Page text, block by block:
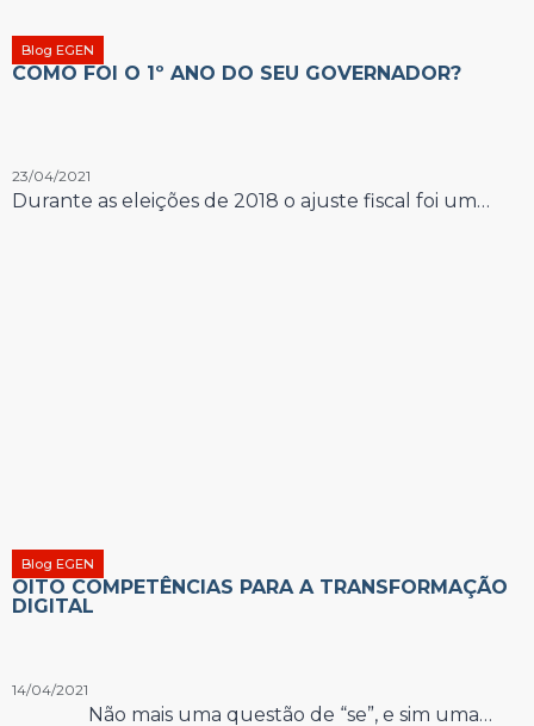
Blog EGEN
COMO FOI O 1º ANO DO SEU GOVERNADOR?
23/04/2021
Durante as eleições de 2018 o ajuste fiscal foi um…
Blog EGEN
OITO COMPETÊNCIAS PARA A TRANSFORMAÇÃO
DIGITAL
14/04/2021
Não mais uma questão de “se”, e sim uma…